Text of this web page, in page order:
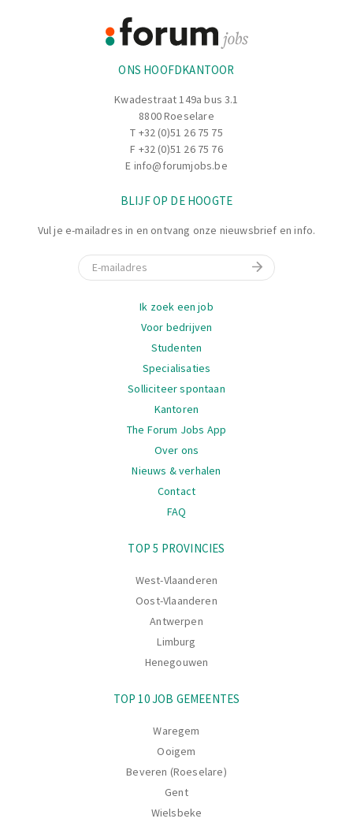
ONS HOOFDKANTOOR
Kwadestraat 149a bus 3.1
8800 Roeselare
T +32 (0)51 26 75 75
F +32 (0)51 26 75 76
E info@forumjobs.be
BLIJF OP DE HOOGTE
Vul je e-mailadres in en ontvang onze nieuwsbrief en info.
E-mail
Ik zoek een job
Voor bedrijven
Studenten
Specialisaties
Solliciteer spontaan
Kantoren
The Forum Jobs App
Over ons
Nieuws & verhalen
Contact
FAQ
TOP 5 PROVINCIES
West-Vlaanderen
Oost-Vlaanderen
Antwerpen
Limburg
Henegouwen
TOP 10 JOB GEMEENTES
Waregem
Ooigem
Beveren (Roeselare)
Gent
Wielsbeke